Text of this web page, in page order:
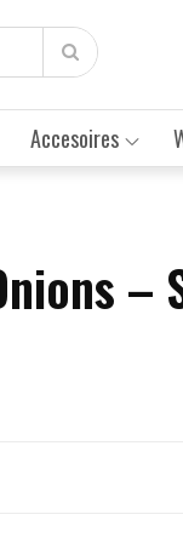
Accesoires
–